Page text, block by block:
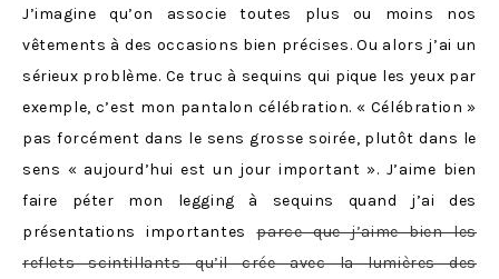
J’imagine qu’on associe toutes plus ou moins nos
vêtements à des occasions bien précises. Ou alors j’ai un
sérieux problème. Ce truc à sequins qui pique les yeux par
exemple, c’est mon pantalon célébration. « Célébration »
pas forcément dans le sens grosse soirée, plutôt dans le
sens « aujourd’hui est un jour important ». J’aime bien
faire péter mon legging à sequins quand j’ai des
présentations importantesparce que j’aime bien les
reflets scintillants qu’il crée avec la lumières des